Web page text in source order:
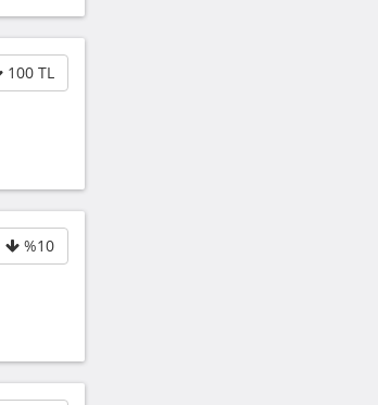
100 TL
%10